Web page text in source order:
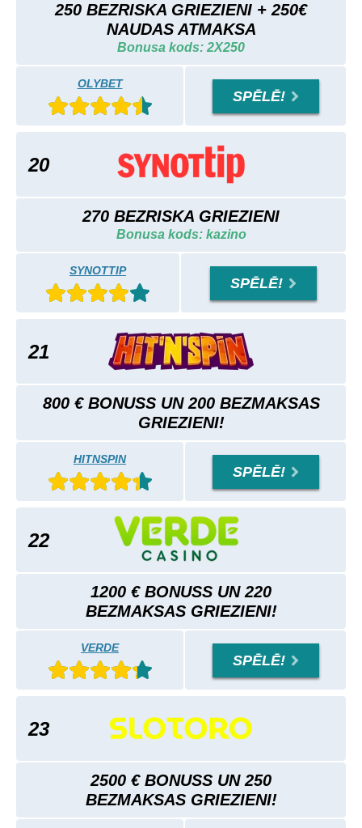
250 BEZRISKA GRIEZIENI + 250€
NAUDAS ATMAKSA
Bonusa kods: 2X250
OLYBET
SPĒLĒ!
20
270 BEZRISKA GRIEZIENI
Bonusa kods: kazino
SYNOTTIP
SPĒLĒ!
21
800 € BONUSS UN 200 BEZMAKSAS
GRIEZIENI!
HITNSPIN
SPĒLĒ!
22
1200 € BONUSS UN 220
BEZMAKSAS GRIEZIENI!
VERDE
SPĒLĒ!
23
2500 € BONUSS UN 250
BEZMAKSAS GRIEZIENI!